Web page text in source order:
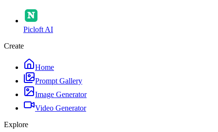
Picloft AI
Create
Home
Prompt Gallery
Image Generator
Video Generator
Explore